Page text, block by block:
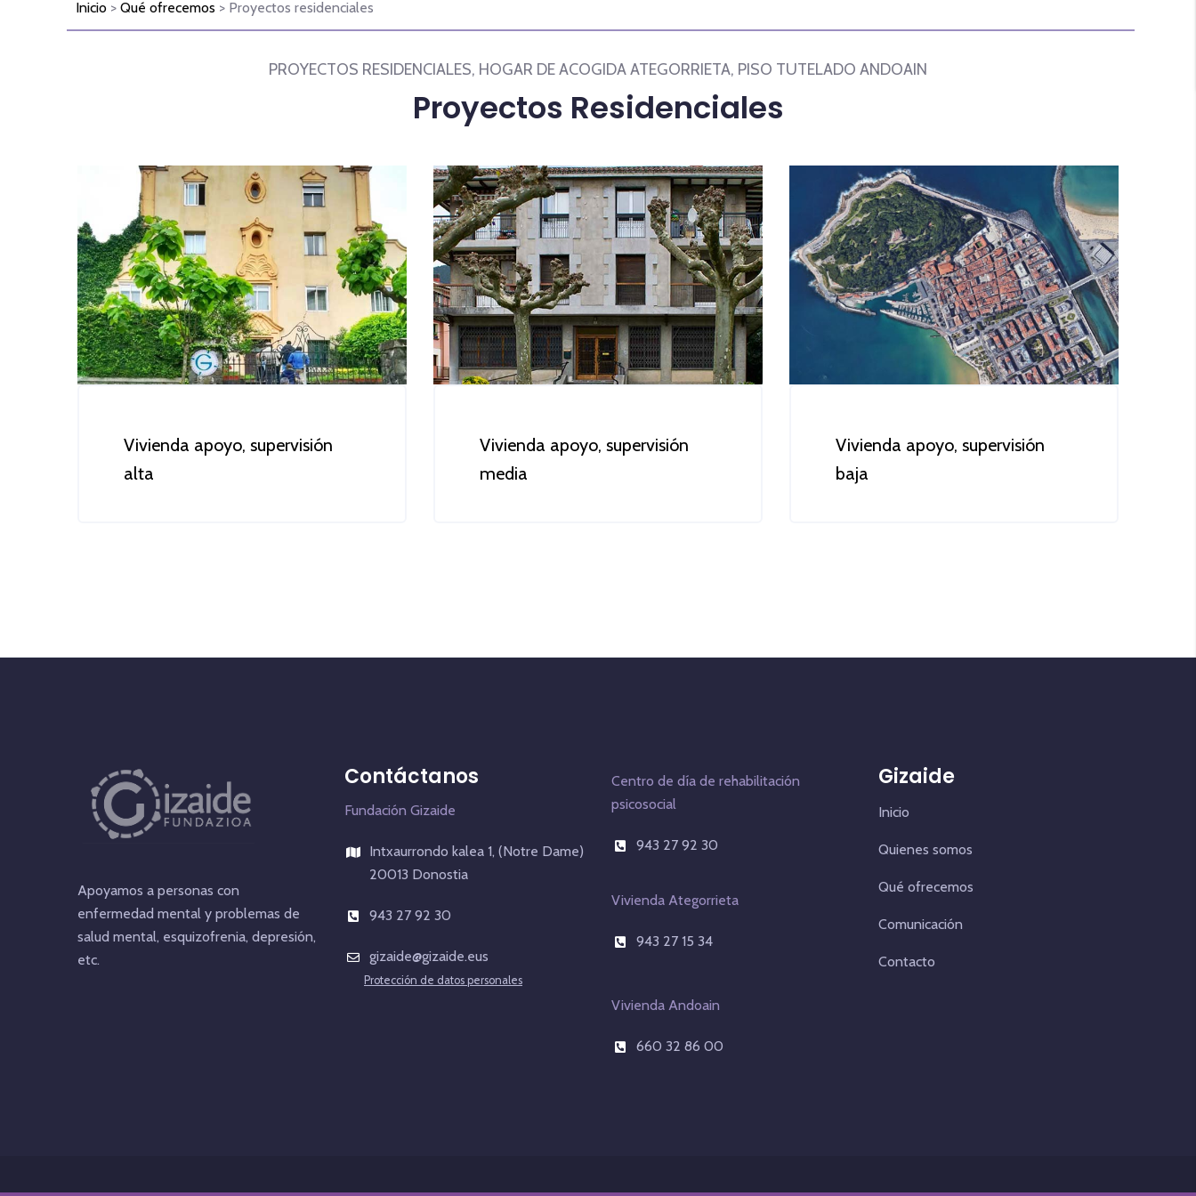
Inicio > Qué ofrecemos > Proyectos residenciales
PROYECTOS RESIDENCIALES, HOGAR DE ACOGIDA ATEGORRIETA, PISO TUTELADO ANDOAIN
Proyectos Residenciales
Vivienda apoyo, supervisión
alta
Vivienda apoyo, supervisión
media
Vivienda apoyo, supervisión
baja
Apoyamos a personas con
enfermedad mental y problemas de
salud mental, esquizofrenia, depresión,
etc.
Contáctanos
Fundación Gizaide
Intxaurrondo kalea 1, (Notre Dame)
20013 Donostia
943 27 92 30
gizaide@gizaide.eus
Protección de datos personales
Centro de día de rehabilitación
psicosocial
943 27 92 30
Vivienda Ategorrieta
943 27 15 34
Vivienda Andoain
660 32 86 00
Gizaide
Inicio
Quienes somos
Qué ofrecemos
Comunicación
Contacto